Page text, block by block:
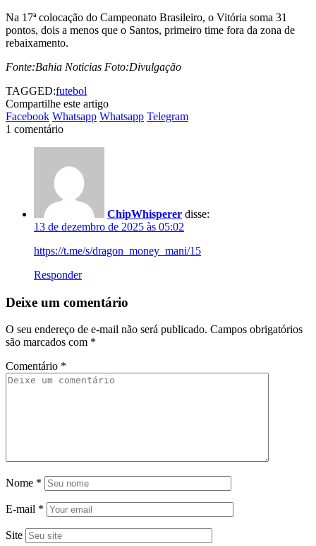
Na 17ª colocação do Campeonato Brasileiro, o Vitória soma 31
pontos, dois a menos que o Santos, primeiro time fora da zona de
rebaixamento.
Fonte:Bahia Noticias Foto:Divulgação
TAGGED:futebol
Compartilhe este artigo
Facebook Whatsapp Whatsapp Telegram
1 comentário
ChipWhisperer disse:
13 de dezembro de 2025 às 05:02
https://t.me/s/dragon_money_mani/15
Responder
Deixe um comentário
O seu endereço de e-mail não será publicado. Campos obrigatórios
são marcados com *
Comentário *
Nome *
E-mail *
Site